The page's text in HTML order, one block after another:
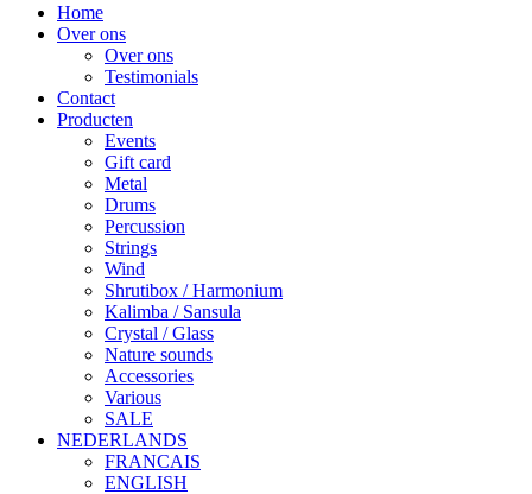
Home
Over ons
Over ons
Testimonials
Contact
Producten
Events
Gift card
Metal
Drums
Percussion
Strings
Wind
Shrutibox / Harmonium
Kalimba / Sansula
Crystal / Glass
Nature sounds
Accessories
Various
SALE
NEDERLANDS
FRANCAIS
ENGLISH